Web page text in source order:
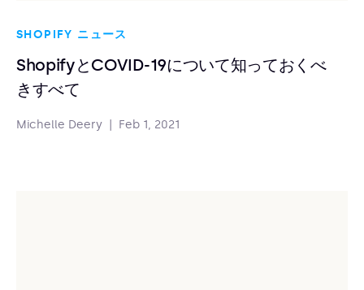
SHOPIFY ニュース
ShopifyとCOVID-19について知っておくべ
きすべて
Michelle Deery Feb 1, 2021